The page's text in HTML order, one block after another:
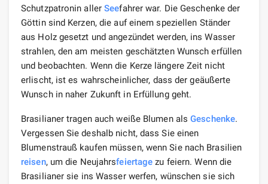
Schutzpatronin allerSeefahrer war. Die Geschenke der
Göttin sind Kerzen, die auf einem speziellen Ständer
aus Holz gesetzt und angezündet werden, ins Wasser
strahlen, den am meisten geschätzten Wunsch erfüllen
und beobachten. Wenn die Kerze längere Zeit nicht
erlischt, ist es wahrscheinlicher, dass der geäußerte
Wunsch in naher Zukunft in Erfüllung geht.
Brasilianer tragen auch weiße Blumen alsGeschenke.
Vergessen Sie deshalb nicht, dass Sie einen
Blumenstrauß kaufen müssen, wenn Sie nach Brasilien
reisen, um die Neujahrsfeiertage zu feiern. Wenn die
Brasilianer sie ins Wasser werfen, wünschen sie sich